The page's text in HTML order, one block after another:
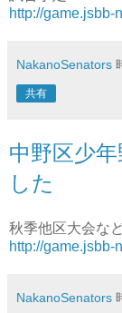
http://game.jsbb-
NakanoSenators
共有
中野区少
した
秋季他区大会
http://game.jsbb-
NakanoSenators